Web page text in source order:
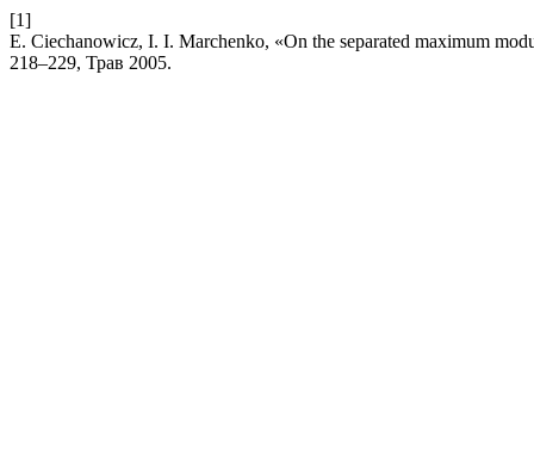
[1]
E. Ciechanowicz, I. I. Marchenko, «On the separated maximum
218–229, Трав 2005.